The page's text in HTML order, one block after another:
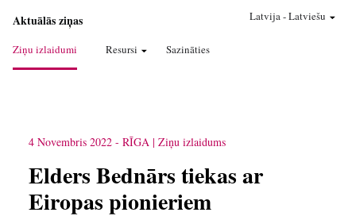
Aktuālās ziņas
Ziņu izlaidumi Resursi Sazināties
Latvija-Latviešu
4 Novembris 2022 - RĪGA Ziņu izlaidums
Elders Bednārs tiekas ar
Eiropas pionieriem